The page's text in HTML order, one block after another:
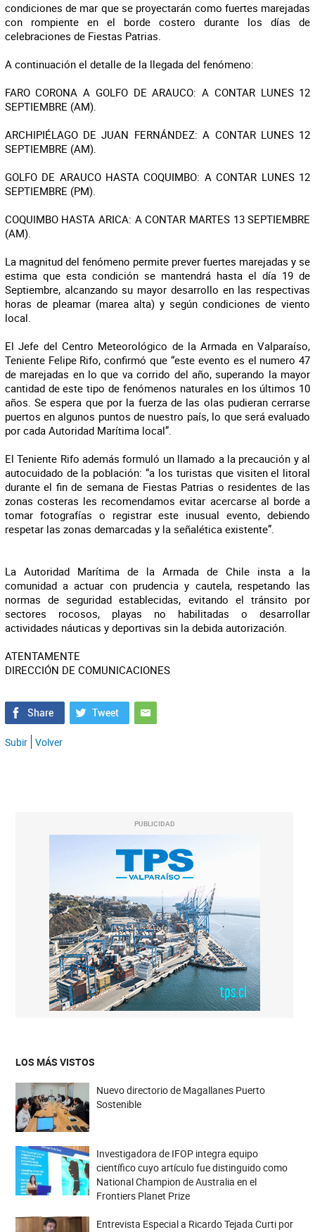
condiciones de mar que se proyectarán como fuertes marejadas
con rompiente en el borde costero durante los días de
celebraciones de Fiestas Patrias.
A continuación el detalle de la llegada del fenómeno:
FARO CORONA A GOLFO DE ARAUCO: A CONTAR LUNES 12
SEPTIEMBRE (AM).
ARCHIPIÉLAGO DE JUAN FERNÁNDEZ: A CONTAR LUNES 12
SEPTIEMBRE (AM).
GOLFO DE ARAUCO HASTA COQUIMBO: A CONTAR LUNES 12
SEPTIEMBRE (PM).
COQUIMBO HASTA ARICA: A CONTAR MARTES 13 SEPTIEMBRE
(AM).
La magnitud del fenómeno permite prever fuertes marejadas y se
estima que esta condición se mantendrá hasta el día 19 de
Septiembre, alcanzando su mayor desarrollo en las respectivas
horas de pleamar (marea alta) y según condiciones de viento
local.
El Jefe del Centro Meteorológico de la Armada en Valparaíso,
Teniente Felipe Rifo, confirmó que “este evento es el numero 47
de marejadas en lo que va corrido del año, superando la mayor
cantidad de este tipo de fenómenos naturales en los últimos 10
años. Se espera que por la fuerza de las olas pudieran cerrarse
puertos en algunos puntos de nuestro país, lo que será evaluado
por cada Autoridad Marítima local”.
El Teniente Rifo además formuló un llamado a la precaución y al
autocuidado de la población: “a los turistas que visiten el litoral
durante el fin de semana de Fiestas Patrias o residentes de las
zonas costeras les recomendamos evitar acercarse al borde a
tomar fotografías o registrar este inusual evento, debiendo
respetar las zonas demarcadas y la señalética existente”.
La Autoridad Marítima de la Armada de Chile insta a la
comunidad a actuar con prudencia y cautela, respetando las
normas de seguridad establecidas, evitando el tránsito por
sectores rocosos, playas no habilitadas o desarrollar
actividades náuticas y deportivas sin la debida autorización.
ATENTAMENTE
DIRECCIÓN DE COMUNICACIONES
Subir Volver
PUBLICIDAD
LOS MÁS VISTOS
Nuevo directorio de Magallanes Puerto
Sostenible
Investigadora de IFOP integra equipo
científico cuyo artículo fue distinguido como
National Champion de Australia en el
Frontiers Planet Prize
Entrevista Especial a Ricardo Tejada Curti por